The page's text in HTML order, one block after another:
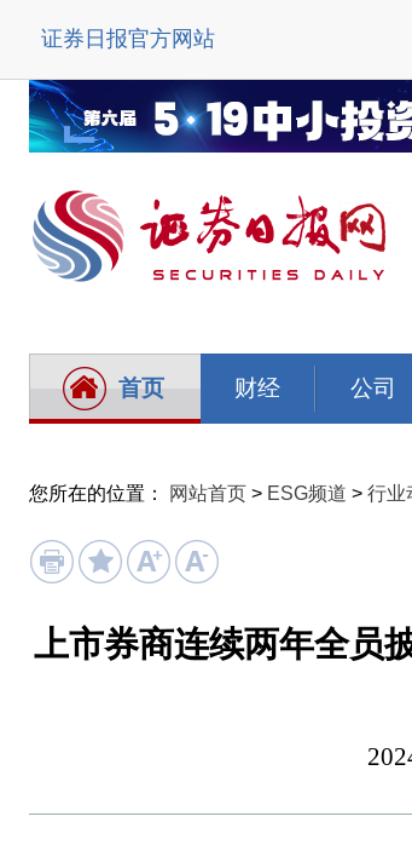
证券日报官方网站
首页 财经 公司
您所在的位置： 网站首页 > ESG频道 > 行业
上市券商连续两年全员